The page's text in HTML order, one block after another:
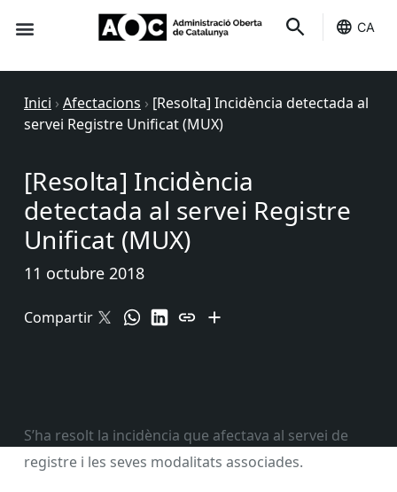
CA
Inici › Afectacions › [Resolta] Incidència detectada al
servei Registre Unificat (MUX)
[Resolta] Incidència
detectada al servei Registre
Unificat (MUX)
11 octubre 2018
Compartir
S’ha resolt la incidència que afectava al servei de
registre i les seves modalitats associades.